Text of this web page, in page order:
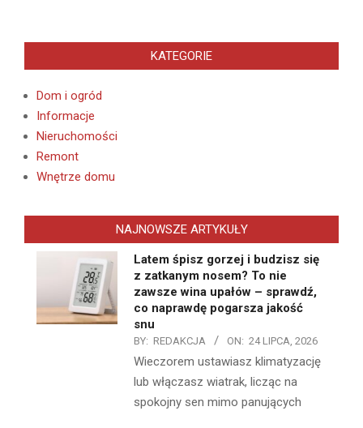
KATEGORIE
Dom i ogród
Informacje
Nieruchomości
Remont
Wnętrze domu
NAJNOWSZE ARTYKUŁY
Latem śpisz gorzej i budzisz się
z zatkanym nosem? To nie
zawsze wina upałów – sprawdź,
co naprawdę pogarsza jakość
snu
BY: REDAKCJA ON: 24 LIPCA, 2026
Wieczorem ustawiasz klimatyzację
lub włączasz wiatrak, licząc na
spokojny sen mimo panujących